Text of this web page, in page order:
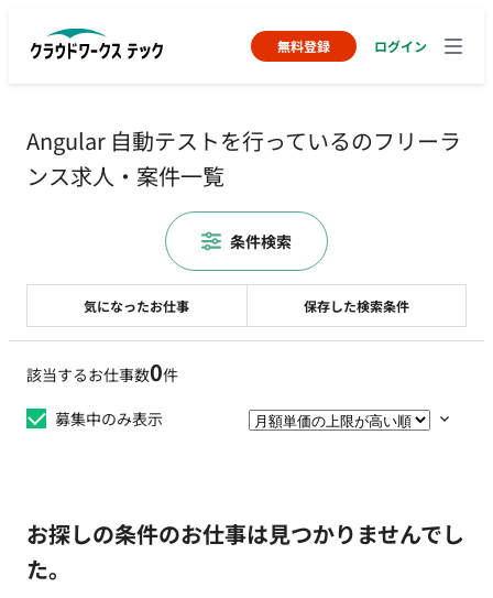
無料登録 ログイン
Angular 自動テストを行っているのフリーラ
ンス求人・案件一覧
該当するお仕事数0件
募集中のみ表示
お探しの条件のお仕事は見つかりませんでし
た。
気になったお仕事 保存した検索条件
条件検索